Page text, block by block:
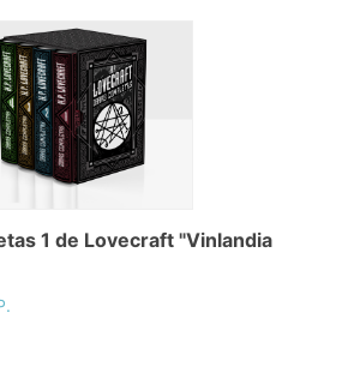
1 de Lovecraft "Vinlandia